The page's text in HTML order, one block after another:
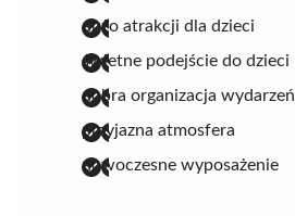
dużo atrakcji dla dzieci
świetne podejście do dzieci
dobra organizacja wydarzeń
przyjazna atmosfera
nowoczesne wyposażenie